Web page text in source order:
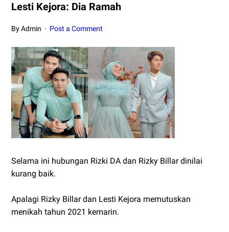
Lesti Kejora: Dia Ramah
By Admin Post a Comment
Selama ini hubungan Rizki DA dan Rizky Billar dinilai
kurang baik.
Apalagi Rizky Billar dan Lesti Kejora memutuskan
menikah tahun 2021 kemarin.